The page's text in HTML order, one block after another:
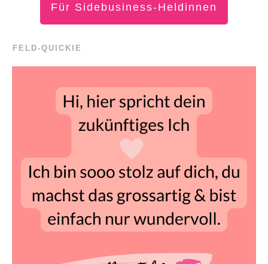
Für Sidebusiness-Heldinnen
FELD-QUICKIE